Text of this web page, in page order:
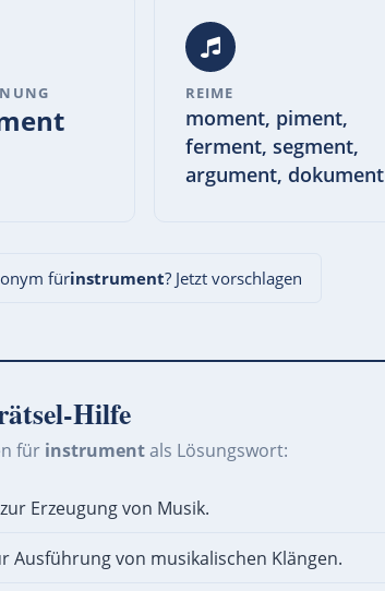
REIME
moment, piment,
ferment, segment,
argument, dokument
fürinstrument? Jetzt vorschlagen
Hilfe
für instrumentals Lösungswort:
Erzeugung von Musik.
Ausführung von musikalischen Klängen.